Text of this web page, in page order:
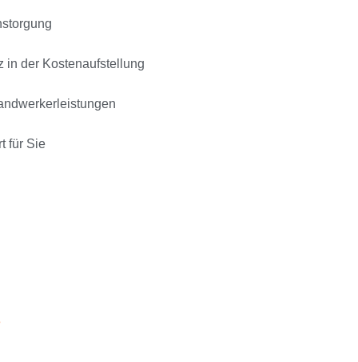
in der Kostenaufstellung
für Sie